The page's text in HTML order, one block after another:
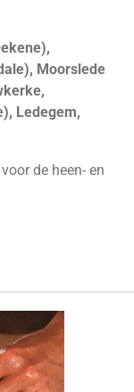
Moorslede
Ledegem,
de heen- en